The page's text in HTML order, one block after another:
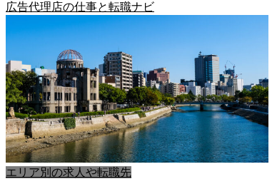
広告代理店の仕事と転職ナビ
エリア別の求人や転職先